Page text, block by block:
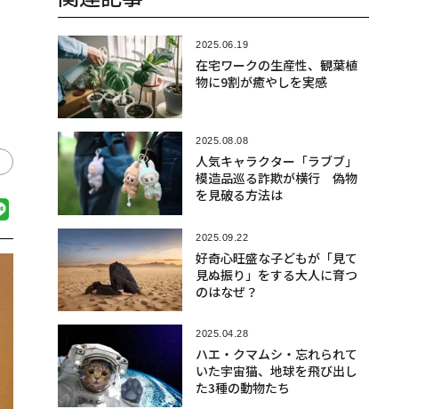
2025.06.19
在宅ワークの生産性、観葉植
物に9割が癒やしを実感
2025.08.08
人気キャラクター「ラブブ」
模造品巡る詐欺が横行 偽物
を見破る方法は
2025.09.22
好奇心旺盛な子どもが「見て
見ぬ振り」をする大人に育つ
のはなぜ？
2025.04.28
ハエ・クマムシ・忘れられて
いた宇宙猫、地球を飛び出し
た3種の動物たち